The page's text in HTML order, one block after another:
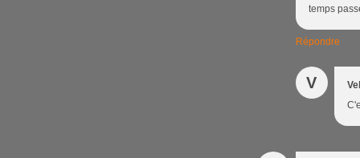
temps
Répondre
V